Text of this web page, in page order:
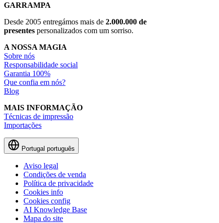
GARRAMPA
Desde 2005 entregámos mais de 2.000.000 de
presentes personalizados com um sorriso.
A NOSSA MAGIA
Sobre nós
Responsabilidade social
Garantia 100%
Que confia em nós?
Blog
MAIS INFORMAÇÃO
Técnicas de impressão
Importações
Portugal português
Aviso legal
Condições de venda
Política de privacidade
Cookies info
Cookies config
AI Knowledge Base
Mapa do site